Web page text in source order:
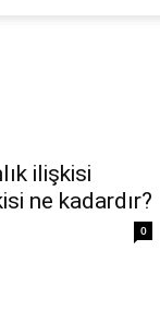
ilişkisi
ne kadardır?
0